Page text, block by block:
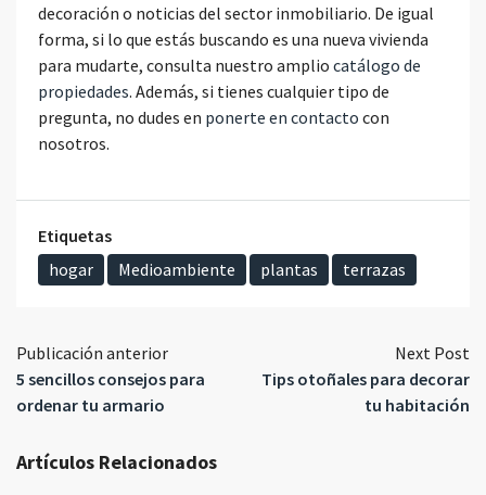
decoración o noticias del sector inmobiliario. De igual
forma, si lo que estás buscando es una nueva vivienda
para mudarte, consulta nuestro amplio catálogo de
propiedades. Además, si tienes cualquier tipo de
pregunta, no dudes en ponerte en contacto con
nosotros.
Etiquetas
hogar
Medioambiente plantas terrazas
Publicación anterior
5 sencillos consejos para
ordenar tu armario
Next Post
Tips otoñales para decorar
tu habitación
Artículos Relacionados